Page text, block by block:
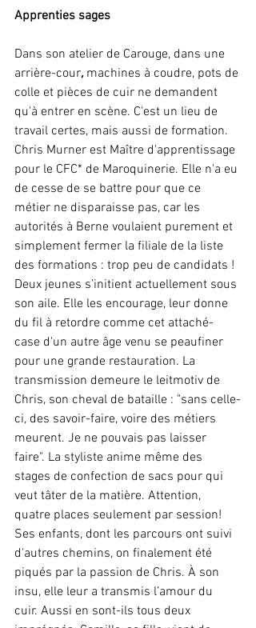
Apprenties sages
Dans son atelier de Carouge, dans une
arrière-cour, machines à coudre, pots de
colle et pièces de cuir ne demandent
qu'à entrer en scène. C'est un lieu de
travail certes, mais aussi de formation.
Chris Murner est Maître d'apprentissage
pour le CFC* de Maroquinerie. Elle n'a eu
de cesse de se battre pour que ce
métier ne disparaisse pas, car les
autorités à Berne voulaient purement et
simplement fermer la filiale de la liste
des formations : trop peu de candidats !
Deux jeunes s’initient actuellement sous
son aile. Elle les encourage, leur donne
du fil à retordre comme cet attaché-
case d'un autre âge venu se peaufiner
pour une grande restauration. La
transmission demeure le leitmotiv de
Chris, son cheval de bataille : "sans celle-
ci, des savoir-faire, voire des métiers
meurent. Je ne pouvais pas laisser
faire". La styliste anime même des
stages de confection de sacs pour qui
veut tâter de la matière. Attention,
quatre places seulement par session!
Ses enfants, dont les parcours ont suivi
d'autres chemins, on finalement été
piqués par la passion de Chris. À son
insu, elle leur a transmis l’amour du
cuir. Aussi en sont-ils tous deux